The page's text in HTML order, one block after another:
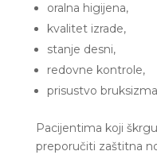
oralna higijena,
kvalitet izrade,
stanje desni,
redovne kontrole,
prisustvo
Pacijentima koji
preporučiti zaštitna